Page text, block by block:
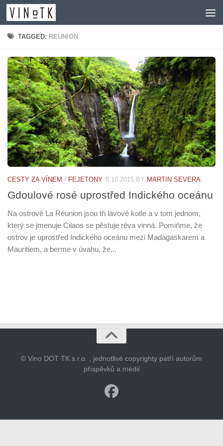
Skip to content
TAGGED: REUNION
CESTY ZA VÍNEM / FEJETONY 8.10.2015 BY MARTIN SEVERA
Gdoulové rosé uprostřed Indického oceánu
Na ostrově La Réunion jsou tři lávové kotle a v tom jednom,
který se jmenuje Cilaos se pěstuje réva vinná. Pomiňme, že
ostrov je uprostřed Indického oceánu mezi Madagaskarem a
Mauritiem, a berme v úvahu, že...
© Vino DOT TK s.r.o. , jednotlivé copyrighty patří autorům
příspěvků a médií